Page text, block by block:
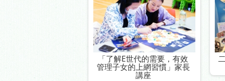
「了解E世代的需要，有效
管理子女的上網習慣」家長
講座